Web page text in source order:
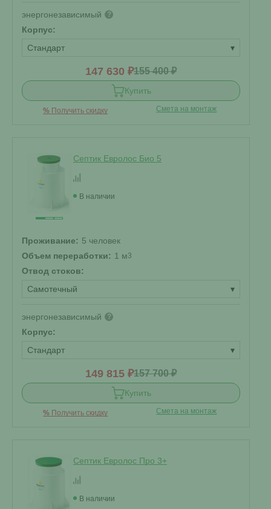
энергонезависимый ?
Корпус:
Стандарт
▾
147 630 ₽155 400 ₽
Купить
% Получить скидку Смета на монтаж
Септик Евролос Био 5
В наличии
Проживание: 5 человек
Объем переработки: 1 м3
Отвод стоков:
Самотечный
▾
энергонезависимый ?
Корпус:
Стандарт
▾
149 815 ₽157 700 ₽
Купить
% Получить скидку Смета на монтаж
Септик Евролос Про 3+
В наличии